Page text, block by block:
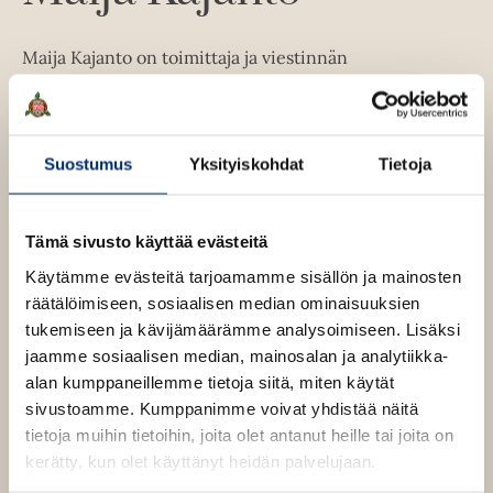
Suostumus Yksityiskohdat Tietoja
Tämä sivusto käyttää evästeitä
Käytämme evästeitä tarjoamamme sisällön ja mainosten
räätälöimiseen, sosiaalisen median ominaisuuksien
tukemiseen ja kävijämäärämme analysoimiseen. Lisäksi
jaamme sosiaalisen median, mainosalan ja analytiikka-
alan kumppaneillemme tietoja siitä, miten käytät
sivustoamme. Kumppanimme voivat yhdistää näitä
tietoja muihin tietoihin, joita olet antanut heille tai joita on
kerätty, kun olet käyttänyt heidän palvelujaan.
t
e
n
ä
l
l
e
h
t
e
e
n
a
u
e
n
v
l
i
l
e
h
t
e
e
n
a
u
u
e
v
l
i
l
e
h
t
e
e
e
a
u
t
e
n
v
ä
l
i
l
e
h
t
Maija Kajanto on toimittaja ja viestinnän
sitruunankuorta ruoanlaittoon.
Sitruunakeväton
a
j
a
K
a
a
n
o